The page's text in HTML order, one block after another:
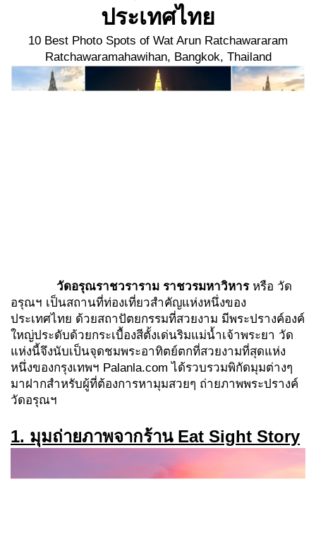
ประเทศไทย
10 Best Photo Spots of Wat Arun Ratchawararam
Ratchawaramahawihan, Bangkok, Thailand
วัดอรุณราชวราราม ราชวรมหาวิหาร หรือ วัด
อรุณฯ เป็นสถานที่ท่องเที่ยวสำคัญแห่งหนึ่งของ
ประเทศไทย ด้วยสถาปัตยกรรมที่สวยงาม มีพระปรางค์องค์
ใหญ่ประดับด้วยกระเบื้องสีตั้งเด่นริมแม่น้ำเจ้าพระยา วัด
แห่งนี้จึงนับเป็นจุดชมพระอาทิตย์ตกที่สวยงามที่สุดแห่ง
หนึ่งของกรุงเทพฯ Palanla.com ได้รวบรวมพิกัดมุมต่างๆ
มาฝากสำหรับผู้ที่ต้องการหามุมสวยๆ ถ่ายภาพพระปรางค์
วัดอรุณฯ
1. มุมถ่ายภาพจากร้าน Eat Sight Story